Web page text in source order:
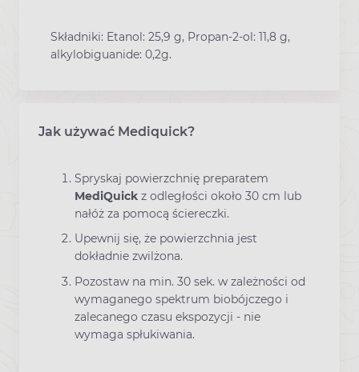
Składniki: Etanol: 25,9 g, Propan-2-ol: 11,8 g,
alkylobiguanide: 0,2g.
Jak używać Mediquick?
Spryskaj powierzchnię preparatem
MediQuick z odległości około 30 cm lub
nałóż za pomocą ściereczki.
Upewnij się, że powierzchnia jest
dokładnie zwilżona.
Pozostaw na min. 30 sek. w zależności od
wymaganego spektrum biobójczego i
zalecanego czasu ekspozycji - nie
wymaga spłukiwania.